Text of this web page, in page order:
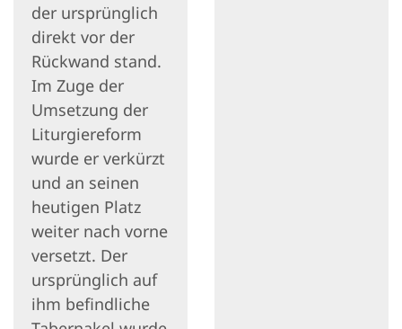
der ursprünglich
direkt vor der
Rückwand stand.
Im Zuge der
Umsetzung der
Liturgiereform
wurde er verkürzt
und an seinen
heutigen Platz
weiter nach vorne
versetzt. Der
ursprünglich auf
ihm befindliche